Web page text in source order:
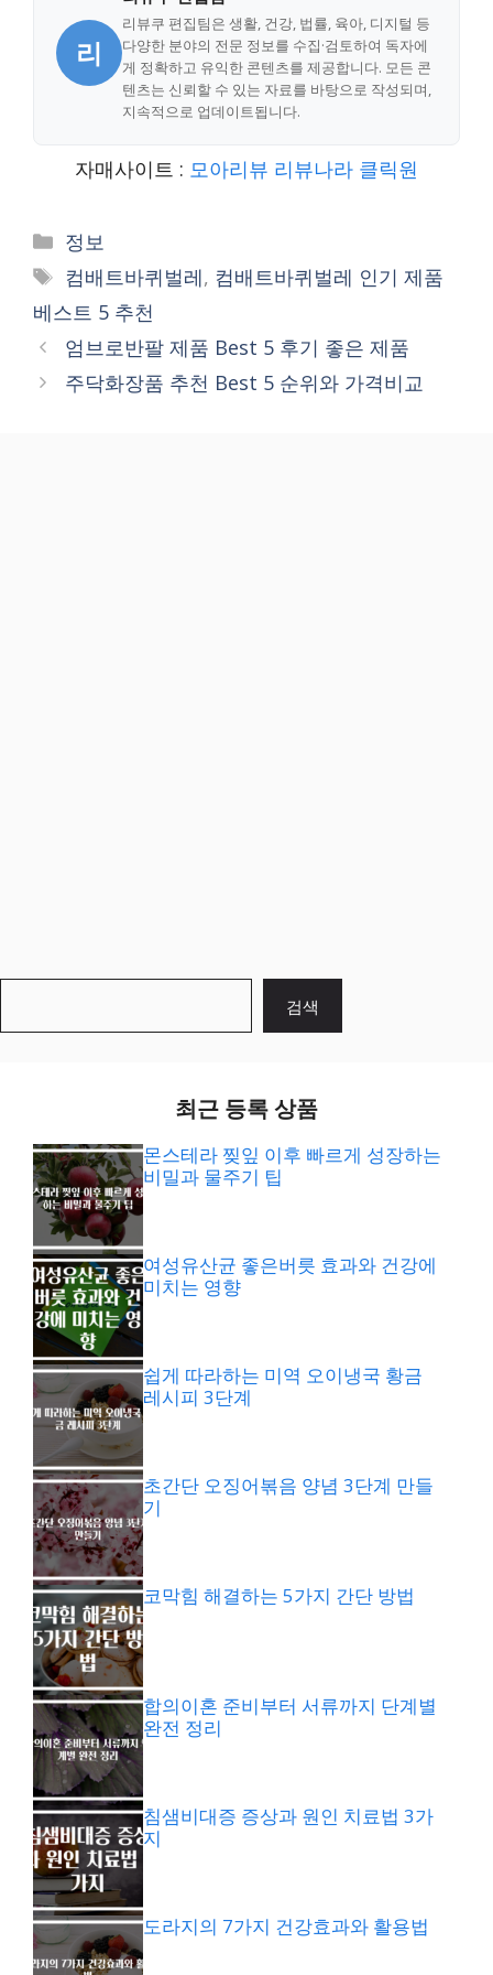
리
리뷰쿠 편집팀은 생활, 건강, 법률, 육아, 디지털 등
다양한 분야의 전문 정보를 수집·검토하여 독자에
게 정확하고 유익한 콘텐츠를 제공합니다. 모든 콘
텐츠는 신뢰할 수 있는 자료를 바탕으로 작성되며,
지속적으로 업데이트됩니다.
자매사이트 : 모아리뷰 리뷰나라 클릭원
Categories
정보
Tags
컴배트바퀴벌레, 컴배트바퀴벌레 인기 제품
베스트 5 추천
엄브로반팔 제품 Best 5 후기 좋은 제품
주닥화장품 추천 Best 5 순위와 가격비교
검색
최근 등록 상품
몬스테라 찢잎 이후 빠르게 성장하는
비밀과 물주기 팁
여성유산균 좋은버릇 효과와 건강에
미치는 영향
쉽게 따라하는 미역 오이냉국 황금
레시피 3단계
초간단 오징어볶음 양념 3단계 만들
기
코막힘 해결하는 5가지 간단 방법
합의이혼 준비부터 서류까지 단계별
완전 정리
침샘비대증 증상과 원인 치료법 3가
지
도라지의 7가지 건강효과와 활용법